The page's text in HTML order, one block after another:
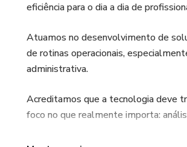
eficiência para o dia a dia de
Atuamos no desenvolvimento de
de rotinas operacionais,
administrativa.
Acreditamos que a tecnologia deve
foco no que realmente importa: